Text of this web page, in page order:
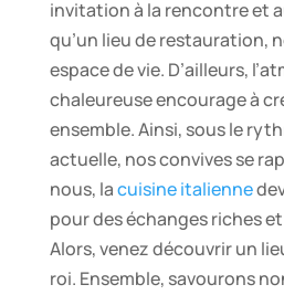
invitation à la rencontre et
qu’un lieu de restauration,
espace de vie. D’ailleurs,
chaleureuse encourage à
ensemble. Ainsi, sous le
actuelle, nos convives se
nous, lacuisine italienne
pour des échanges riches
Alors, venez découvrir un
roi. Ensemble, savourons